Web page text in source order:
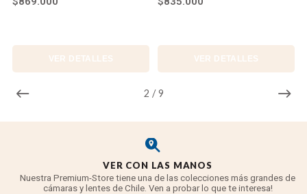
usuario conectar una variedad de accesorios al
trípode, incluidos brazos mágicos, adaptadores de
2 / 9
VER DETALLES VER DETALLES
VER CON LAS MANOS
Nuestra Premium-Store tiene una de las colecciones más grandes de
cámaras y lentes de Chile. Ven a probar lo que te interesa!